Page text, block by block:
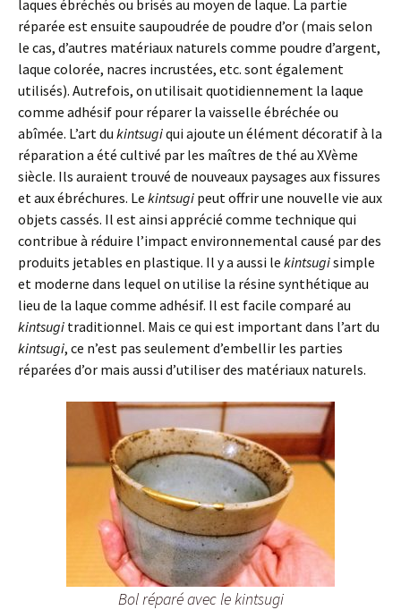
laques ébréchés ou brisés au moyen de laque. La partie
réparée est ensuite saupoudrée de poudre d’or (mais selon
le cas, d’autres matériaux naturels comme poudre d’argent,
laque colorée, nacres incrustées, etc. sont également
utilisés). Autrefois, on utilisait quotidiennement la laque
comme adhésif pour réparer la vaisselle ébréchée ou
abîmée. L’art du kintsugiqui ajoute un élément décoratif à la
réparation a été cultivé par les maîtres de thé au XVème
siècle. Ils auraient trouvé de nouveaux paysages aux fissures
et aux ébréchures. Le kintsugi peut offrir une nouvelle vie aux
objets cassés. Il est ainsi apprécié comme technique qui
contribue à réduire l’impact environnemental causé par des
produits jetables en plastique. Il y a aussi le kintsugisimple
et moderne dans lequel on utilise la résine synthétique au
lieu de la laque comme adhésif. Il est facile comparé au
kintsugi traditionnel. Mais ce qui est important dans l’art du
kintsugi, ce n’est pas seulement d’embellir les parties
réparées d’or mais aussi d’utiliser des matériaux naturels.
Bol réparé avec le kintsugi